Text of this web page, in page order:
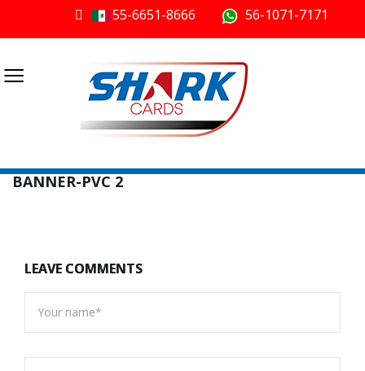
55-6651-8666 56-1071-7171
≡
BANNER-PVC 2
LEAVE COMMENTS